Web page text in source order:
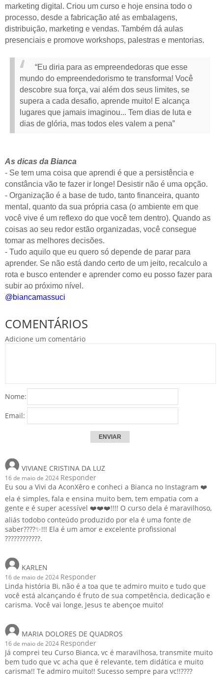
marketing digital. Criou um curso e hoje ensina todo o
processo, desde a fabricação até as embalagens,
distribuição, marketing e vendas. Também dá aulas
presenciais e promove workshops, palestras e mentorias.
“Eu diria para as empreendedoras que esse
mundo do empreendedorismo te transforma! Você
descobre sua força, vai além dos seus limites, se
supera a cada desafio, aprende muito! E alcança
lugares que jamais imaginou... Tem dias de luta e
dias de glória, mas todos eles valem a pena”
As dicas da Bianca
- Se tem uma coisa que aprendi é que a persistência e
constância vão te fazer ir longe! Desistir não é uma opção.
- Organização é a base de tudo, tanto financeira, quanto
mental, quanto da sua própria casa (o ambiente em que
você vive é um reflexo do que você tem dentro). Quando as
coisas ao seu redor estão organizadas, você consegue
tomar as melhores decisões.
- Tudo aquilo que eu quero só depende de parar para
aprender. Se não está dando certo de um jeito, recalculo a
rota e busco entender e aprender como eu posso fazer para
subir ao próximo nível.
@biancamassuci
COMENTÁRIOS
Adicione um comentário
Nome:
Email:
VIVIANE CRISTINA DA LUZ
16 de maio de 2024 Responder
Eu sou a Vivi da AconXêro e conheci a Bianca no Instagram ❤️
ela é simples, fala e ensina muito bem, tem empatia com a
gente e é super acessível ❤️❤️❤️!!!! O curso dela é maravilhoso,
aliás todobo conteúdo produzido por ela é uma fonte de
saber????✨!!! Ela é um amor e excelente profissional
????????????.
KARLEN
16 de maio de 2024 Responder
Linda história Bi, não é a toa que te admiro muito e tudo que
você está alcançando é fruto de sua competência, dedicação e
carisma. Você vai longe, Jesus te abençoe muito!
MARIA DOLORES DE QUADROS
16 de maio de 2024 Responder
Já comprei teu Curso Bianca, vc é maravilhosa, transmite muito
bem tudo que vc acha que é relevante, tem didática e muito
carisma!! Te admiro muito!! Sucesso sempre para vc!!????